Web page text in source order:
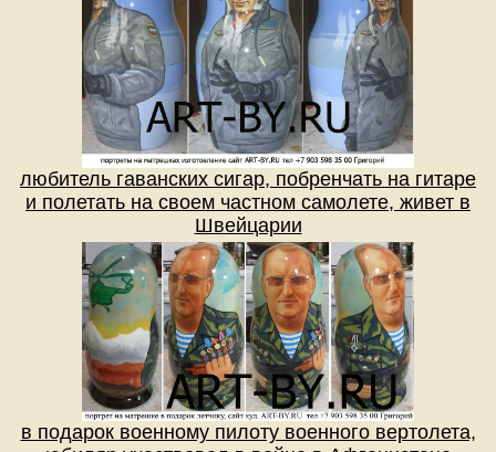
любитель гаванских сигар, побренчать на гитаре
и полетать на своем частном самолете, живет в
Швейцарии
в подарок военному пилоту военного вертолета,